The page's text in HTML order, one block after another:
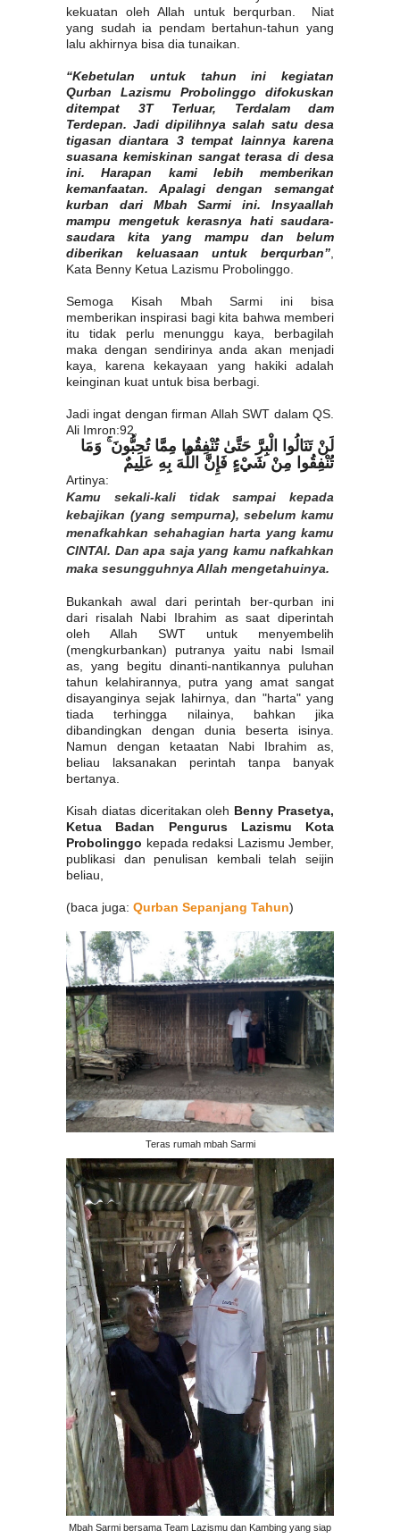
kekuatan oleh Allah untuk berqurban. Niat
yang sudah ia pendam bertahun-tahun yang
lalu akhirnya bisa dia tunaikan.
“Kebetulan untuk tahun ini kegiatan
Qurban Lazismu Probolinggo difokuskan
ditempat 3T Terluar, Terdalam dam
Terdepan. Jadi dipilihnya salah satu desa
tigasan diantara 3 tempat lainnya karena
suasana kemiskinan sangat terasa di desa
ini. Harapan kami lebih memberikan
kemanfaatan. Apalagi dengan semangat
kurban dari Mbah Sarmi ini. Insyaallah
mampu mengetuk kerasnya hati saudara-
saudara kita yang mampu dan belum
diberikan keluasaan untuk berqurban”
Kata Benny Ketua Lazismu Probolinggo.
Semoga Kisah Mbah Sarmi ini bisa
memberikan inspirasi bagi kita bahwa memberi
itu tidak perlu menunggu kaya, berbagilah
maka dengan sendirinya anda akan menjadi
kaya, karena kekayaan yang hakiki adalah
keinginan kuat untuk bisa berbagi.
Jadi ingat dengan firman Allah SWT dalam QS.
Ali Imron:92,
لَنْ تَنَالُوا الْبِرَّ حَتَّىٰ تُنْفِقُوا مِمَّا تُحِبُّونَ ۚ وَمَا
تُنْفِقُوا مِنْ شَيْءٍ فَإِنَّ اللَّهَ بِهِ عَلِيمٌ
Artinya:
Kamu sekali-kali tidak sampai kepada
kebajikan (yang sempurna), sebelum kamu
menafkahkan sehahagian harta yang kamu
CINTAI. Dan apa saja yang kamu nafkahkan
maka sesungguhnya Allah mengetahuinya.
Bukankah awal dari perintah ber-qurban ini
dari risalah Nabi Ibrahim as saat diperintah
oleh Allah SWT untuk menyembelih
(mengkurbankan) putranya yaitu nabi Ismail
as, yang begitu dinanti-nantikannya puluhan
tahun kelahirannya, putra yang amat sangat
disayanginya sejak lahirnya, dan "harta" yang
tiada terhingga nilainya, bahkan jika
dibandingkan dengan dunia beserta isinya.
Namun dengan ketaatan Nabi Ibrahim as,
beliau laksanakan perintah tanpa banyak
bertanya.
Kisah diatas diceritakan oleh Benny Prasetya,
Ketua Badan Pengurus Lazismu Kota
Probolinggo kepada redaksi Lazismu Jember,
publikasi dan penulisan kembali telah seijin
beliau,
(baca juga: Qurban Sepanjang Tahun)
Teras rumah mbah Sarmi
Mbah Sarmi bersama Team Lazismu dan Kambing yang siap